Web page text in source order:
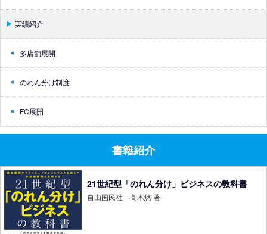
実績紹介
多店舗展開
のれん分け制度
FC展開
書籍紹介
21世紀型「のれん分け」ビジネスの教科書
自由国民社 髙木悠 著